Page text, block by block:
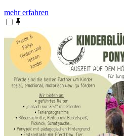
mehr erfahren